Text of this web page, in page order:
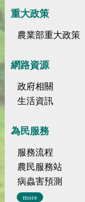
重大政策
農業部重大政策
網路資源
政府相關
生活資訊
為民服務
服務流程
農民服務站
病蟲害預測
more